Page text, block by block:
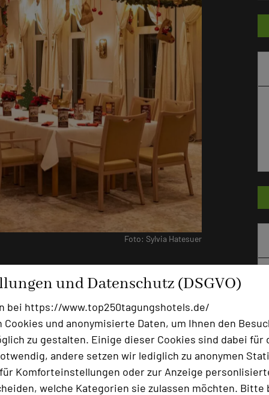
und Datenschutz (DSGVO)
bei https://www.top250tagungshotels.de/
und anonymisierte Daten, um Ihnen den
zu gestalten. Einige dieser Cookies sind dabei für
andere setzen wir lediglich zu anonymen
Komforteinstellungen oder zur Anzeige
welche Kategorien sie zulassen möchten. Bitte
Foto: Sylvia Hatesuer
- das wär doch was. Allerdings wissen
Maskenpflicht? Testen? Impfen? ...
mit allem mittlerweile umgehen.
Details zum download.
Unbeschwertheit und lassen sich in
mit Jahresabschlusstagung davor